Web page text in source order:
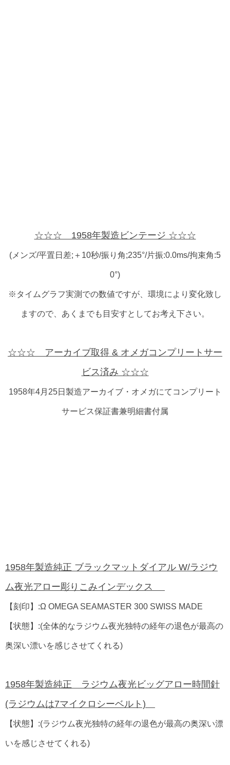
☆☆☆ 1958年製造ビンテージ ☆☆☆
(メンズ/平置日差;＋10秒/振り角;235°/片振:0.0ms/拘束角:5
0°)
※タイムグラフ実測での数値ですが、環境により変化致し
ますので、あくまでも目安すとしてお考え下さい。
☆☆☆ アーカイブ取得 & オメガコンプリートサー
ビス済み ☆☆☆
1958年4月25日製造アーカイブ・オメガにてコンプリート
サービス保証書兼明細書付属
1958年製造純正 ブラックマットダイアル W/ラジウ
ム夜光アロー彫りこみインデックス
【刻印】:Ω OMEGA SEAMASTER 300 SWISS MADE
【状態】:(全体的なラジウム夜光独特の経年の退色が最高の
奥深い漂いを感じさせてくれる)
1958年製造純正 ラジウム夜光ビッグアロー時間針
(ラジウムは7マイクロシーベルト)
【状態】:(ラジウム夜光独特の経年の退色が最高の奥深い漂
いを感じさせてくれる)